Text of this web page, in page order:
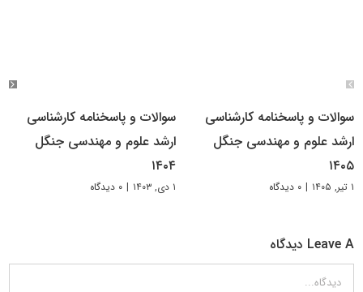
سوالات و پاسخنامه کارشناسی
ارشد علوم و مهندسی جنگل
۱۴۰۵
۱ تیر, ۱۴۰۵ | ۰ دیدگاه
سوالات و پاسخنامه کارشناسی
ارشد علوم و مهندسی جنگل
۱۴۰۴
۱ دی, ۱۴۰۳ | ۰ دیدگاه
Leave A دیدگاه
دیدگاه